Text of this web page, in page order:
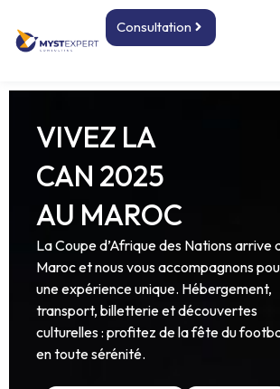
Consultation
VIVEZ LA
CAN 2025
AU MAROC
La Coupe d’Afrique des Nations arrive
Maroc et nous vous accompagnons
une expérience unique. Hébergement,
transport, billetterie et découvertes
culturelles : profitez de la fête du
en toute sérénité.